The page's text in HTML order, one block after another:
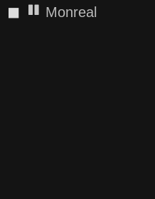
◼ Monreal